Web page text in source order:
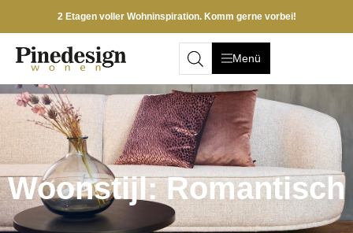
2 Etagen voller Wohninspiration. Komm gerne vorbei!
Menü
Woonstijl: Romantisch